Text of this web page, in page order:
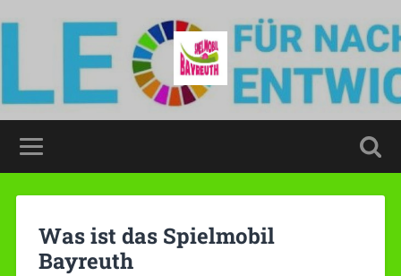
Was ist das Spielmobil
Bayreuth